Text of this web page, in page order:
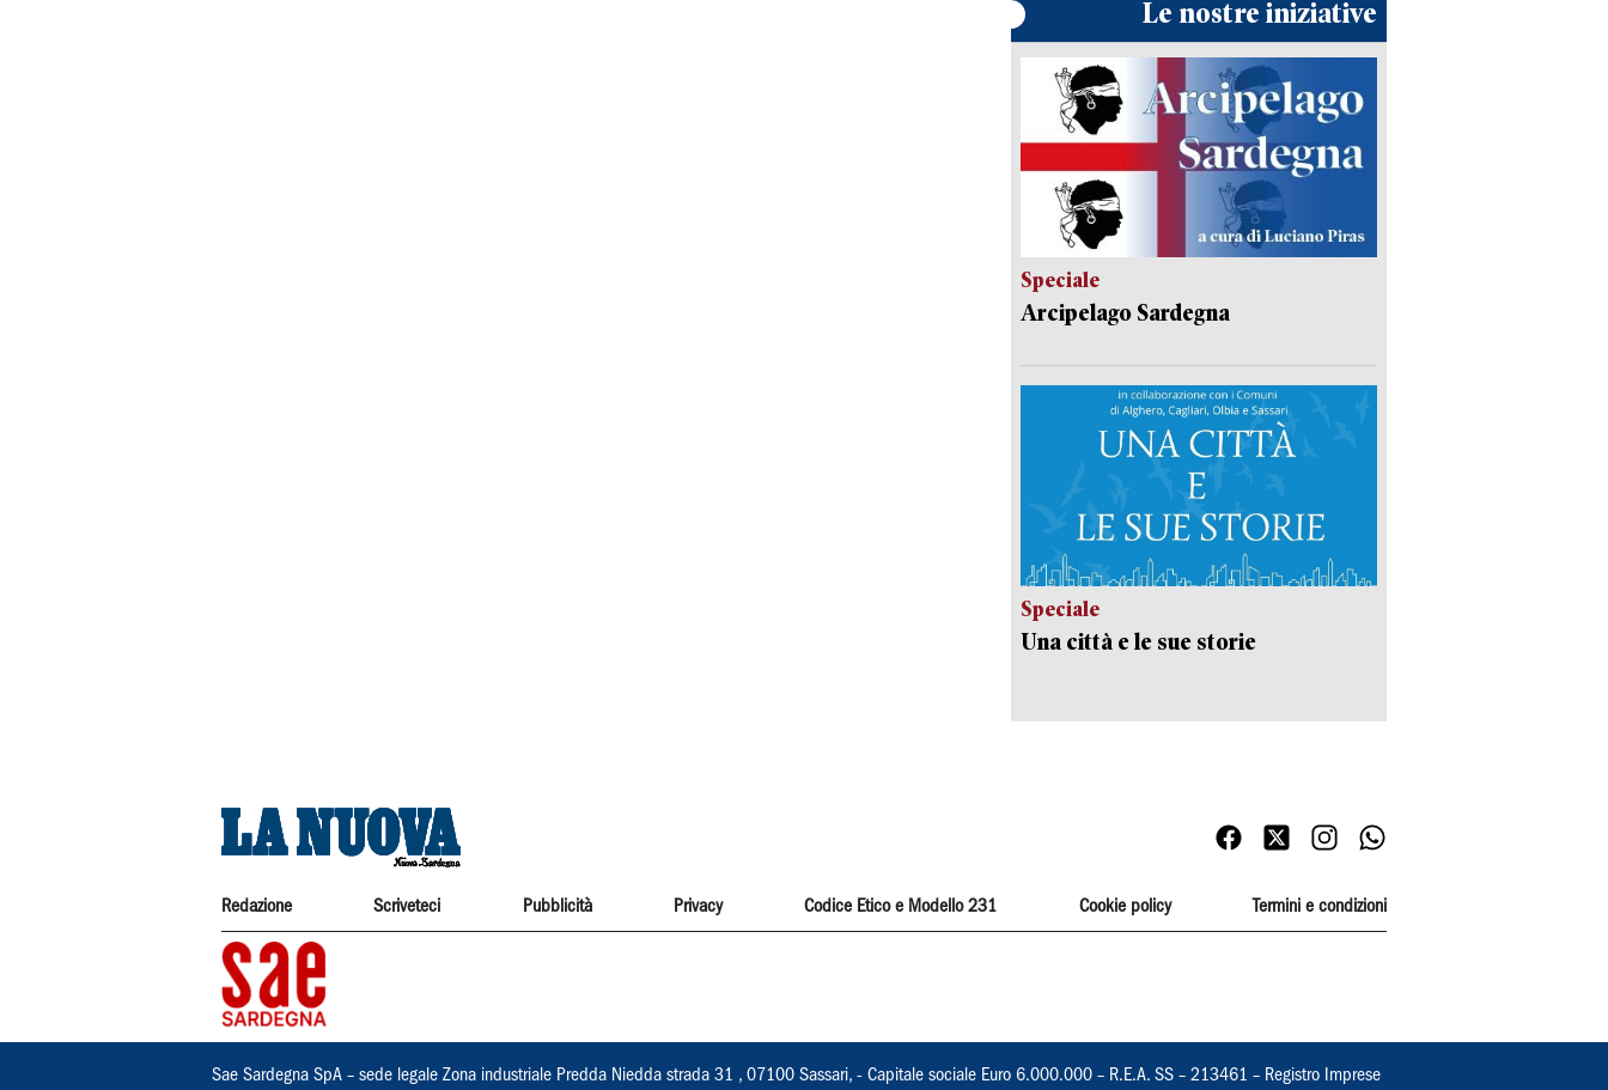
Le nostre iniziative
Speciale
Arcipelago Sardegna
Speciale
Una città e le sue storie
Redazione Scriveteci Pubblicità Privacy Codice Etico e Modello 231 Cookie policy Termini e condizioni
Sae Sardegna SpA – sede legale Zona industriale Predda Niedda strada 31 , 07100 Sassari, - Capitale sociale Euro 6.000.000 – R.E.A. SS – 213461 – Registro Imprese